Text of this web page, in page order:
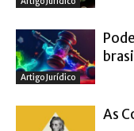
Artigo Jurídico
As